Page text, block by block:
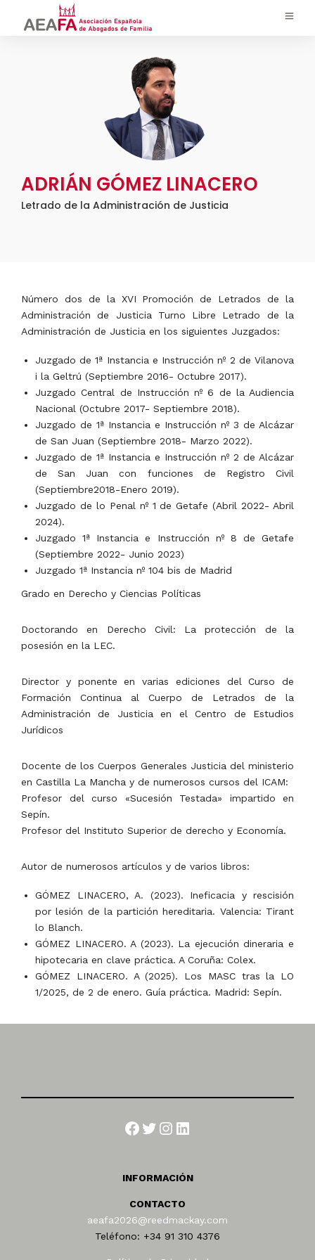
ADRIÁN GÓMEZ LINACERO
Letrado de la Administración de Justicia
Número dos de la XVI Promoción de Letrados de la
Administración de Justicia Turno Libre Letrado de la
Administración de Justicia en los siguientes Juzgados:
Juzgado de 1ª Instancia e Instrucción nº 2 de Vilanova
i la Geltrú (Septiembre 2016- Octubre 2017).
Juzgado Central de Instrucción nº 6 de la Audiencia
Nacional (Octubre 2017- Septiembre 2018).
Juzgado de 1ª Instancia e Instrucción nº 3 de Alcázar
de San Juan (Septiembre 2018- Marzo 2022).
Juzgado de 1ª Instancia e Instrucción nº 2 de Alcázar
de San Juan con funciones de Registro Civil
(Septiembre2018-Enero 2019).
Juzgado de lo Penal nº 1 de Getafe (Abril 2022- Abril
2024).
Juzgado 1ª Instancia e Instrucción nº 8 de Getafe
(Septiembre 2022- Junio 2023)
Juzgado 1ª Instancia nº 104 bis de Madrid
Grado en Derecho y Ciencias Políticas
Doctorando en Derecho Civil: La protección de la
posesión en la LEC.
Director y ponente en varias ediciones del Curso de
Formación Continua al Cuerpo de Letrados de la
Administración de Justicia en el Centro de Estudios
Jurídicos
Docente de los Cuerpos Generales Justicia del ministerio
en Castilla La Mancha y de numerosos cursos del ICAM:
Profesor del curso «Sucesión Testada» impartido en
Sepín.
Profesor del Instituto Superior de derecho y Economía.
Autor de numerosos artículos y de varios libros:
GÓMEZ LINACERO, A. (2023). Ineficacia y rescisión
por lesión de la partición hereditaria. Valencia: Tirant
lo Blanch.
GÓMEZ LINACERO. A (2023). La ejecución dineraria e
hipotecaria en clave práctica. A Coruña: Colex.
GÓMEZ LINACERO. A (2025). Los MASC tras la LO
1/2025, de 2 de enero. Guía práctica. Madrid: Sepín.
Facebook
Twitter
Instagram
LinkedIn
INFORMACIÓN
CONTACTO
aeafa2026@reedmackay.com
Teléfono: +34 91 310 4376